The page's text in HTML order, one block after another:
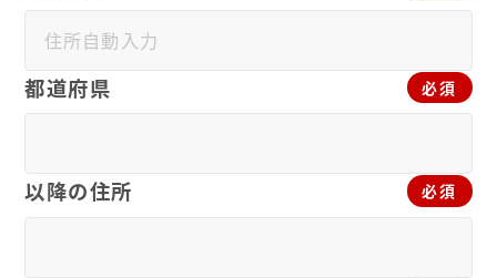
必須
都道府県
必須
以降の住所